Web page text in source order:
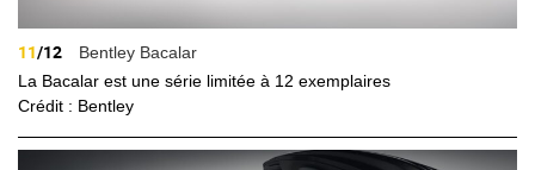
11/12
Bentley Bacalar
La Bacalar est une série limitée à 12 exemplaires
Crédit : Bentley